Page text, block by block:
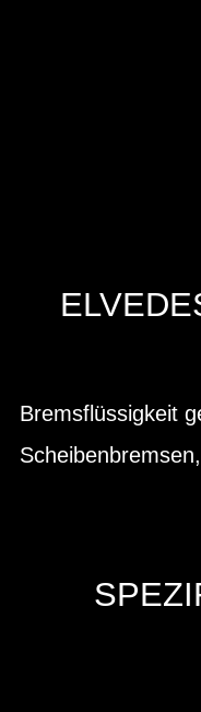
Bremsflüssigkeit